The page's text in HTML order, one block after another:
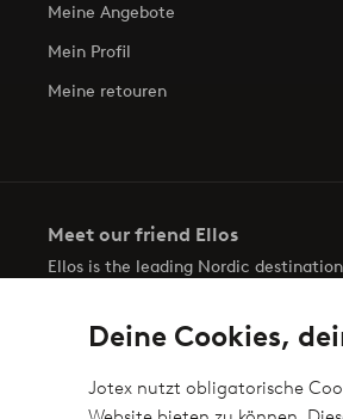
Deine Cookies,
Jotex nutzt obligatorische
Meine Angebote
Mein Profil
Meine retouren
Meet our friend Ellos
Ellos is the leading Nordic